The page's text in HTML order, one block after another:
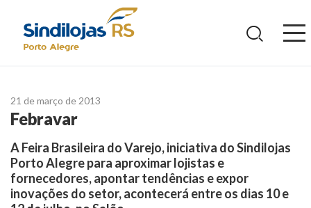
21 de março de 2013
Febravar
A Feira Brasileira do Varejo, iniciativa do Sindilojas
Porto Alegre para aproximar lojistas e
fornecedores, apontar tendências e expor
inovações do setor, acontecerá entre os dias 10 e